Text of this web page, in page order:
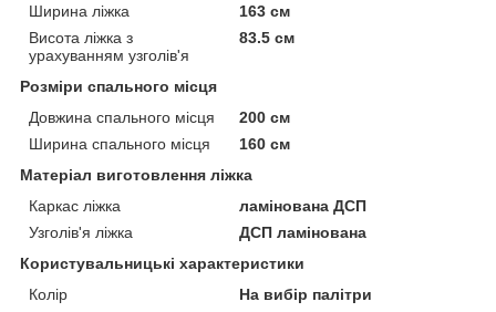
Ширина ліжка
163 см
Висота ліжка з
урахуванням узголів'я
83.5 см
Розміри спального місця
Довжина спального місця
200 см
Ширина спального місця
160 см
Матеріал виготовлення ліжка
Каркас ліжка
ламінована ДСП
Узголів'я ліжка
ДСП ламінована
Користувальницькі характеристики
Колір
На вибір палітри